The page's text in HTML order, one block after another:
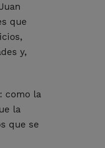
que
y,
como la
la
que se